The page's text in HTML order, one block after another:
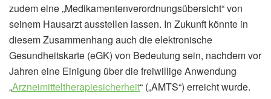
zudem eine „Medikamentenverordnungsübersicht“ von
seinem Hausarzt ausstellen lassen. In Zukunft könnte in
diesem Zusammenhang auch die elektronische
Gesundheitskarte (eGK) von Bedeutung sein, nachdem vor
Jahren eine Einigung über die freiwillige Anwendung
„Arzneimitteltherapiesicherheit“ („AMTS“) erreicht wurde.